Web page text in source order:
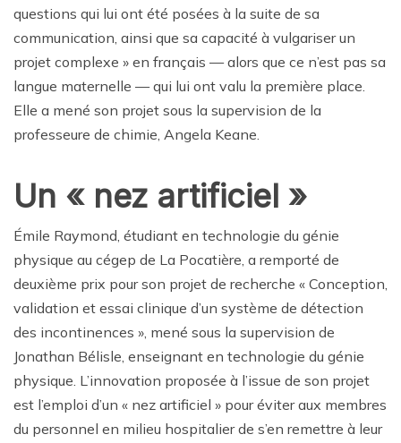
questions qui lui ont été posées à la suite de sa
communication, ainsi que sa capacité à vulgariser un
projet complexe » en français — alors que ce n’est pas sa
langue maternelle — qui lui ont valu la première place.
Elle a mené son projet sous la supervision de la
professeure de chimie, Angela Keane.
Un « nez artificiel »
Émile Raymond, étudiant en technologie du génie
physique au cégep de La Pocatière, a remporté de
deuxième prix pour son projet de recherche « Conception,
validation et essai clinique d’un système de détection
des incontinences », mené sous la supervision de
Jonathan Bélisle, enseignant en technologie du génie
physique. L’innovation proposée à l’issue de son projet
est l’emploi d’un « nez artificiel » pour éviter aux membres
du personnel en milieu hospitalier de s’en remettre à leur